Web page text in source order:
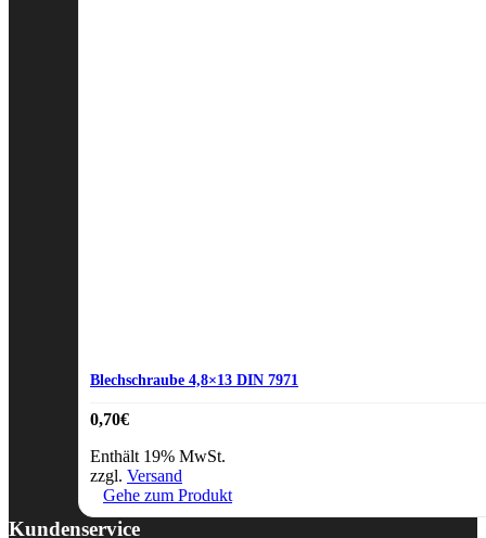
Blechschraube 4,8×13 DIN 7971
0,70€
Enthält 19% MwSt.
zzgl. Versand
Gehe zum Produkt
Kundenservice